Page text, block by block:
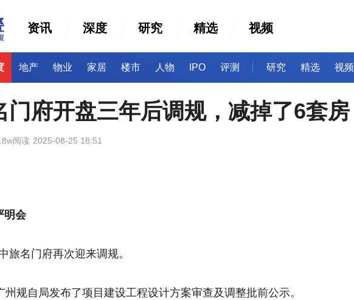
资讯 深度 研究 精选 视频
地产 物业 家居 楼市 人物 IPO 评测 研究 精选 视频
门府开盘三年后调规，减掉了6套房
阅读 2025-08-25 18:51
明会
旅名门府再次迎来调规。
州规自局发布了项目建设工程设计方案审查及调整批前公示。